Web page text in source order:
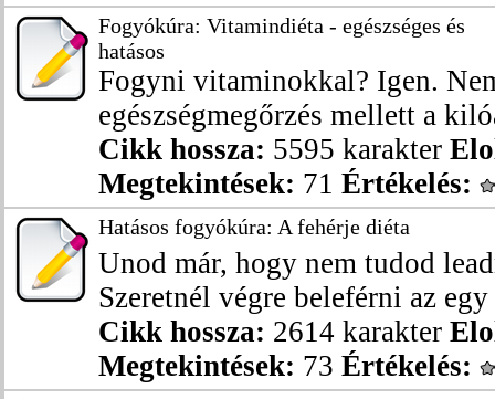
Fogyókúra: Vitamindiéta - egészséges és
hatásos
Fogyni vitaminokkal? Igen.
egészségmegőrzés mellett a
Cikk hossza: 5595 karakter
Megtekintések: 71 Értékelés:
Hatásos fogyókúra: A fehérje diéta
Unod már, hogy nem tudod
Szeretnél végre beleférni az
Cikk hossza: 2614 karakter
Megtekintések: 73 Értékelés: